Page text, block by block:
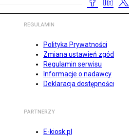
REGULAMIN
Polityka Prywatności
Zmiana ustawień zgód
Regulamin serwisu
Informacje o nadawcy
Deklaracja dostępności
PARTNERZY
E-kiosk.pl